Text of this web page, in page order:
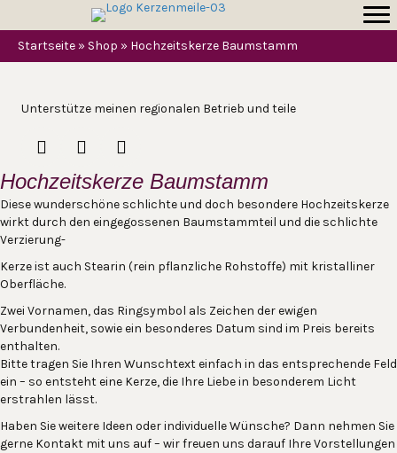
Startseite » Shop » Hochzeitskerze Baumstamm
Unterstütze meinen regionalen Betrieb und teile
Hochzeitskerze Baumstamm
Diese wunderschöne schlichte und doch besondere Hochzeitskerze
wirkt durch den eingegossenen Baumstammteil und die schlichte
Verzierung-
Kerze ist auch Stearin (rein pflanzliche Rohstoffe) mit kristalliner
Oberfläche.
Zwei Vornamen, das Ringsymbol als Zeichen der ewigen
Verbundenheit, sowie ein besonderes Datum sind im Preis bereits
enthalten.
Bitte tragen Sie Ihren Wunschtext einfach in das entsprechende Feld
ein – so entsteht eine Kerze, die Ihre Liebe in besonderem Licht
erstrahlen lässt.
Haben Sie weitere Ideen oder individuelle Wünsche? Dann nehmen Sie
gerne Kontakt mit uns auf – wir freuen uns darauf Ihre Vorstellungen